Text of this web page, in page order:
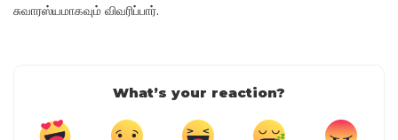
சுவாரஸ்யமாகவும் விவரிப்பார்.
What’s your reaction?